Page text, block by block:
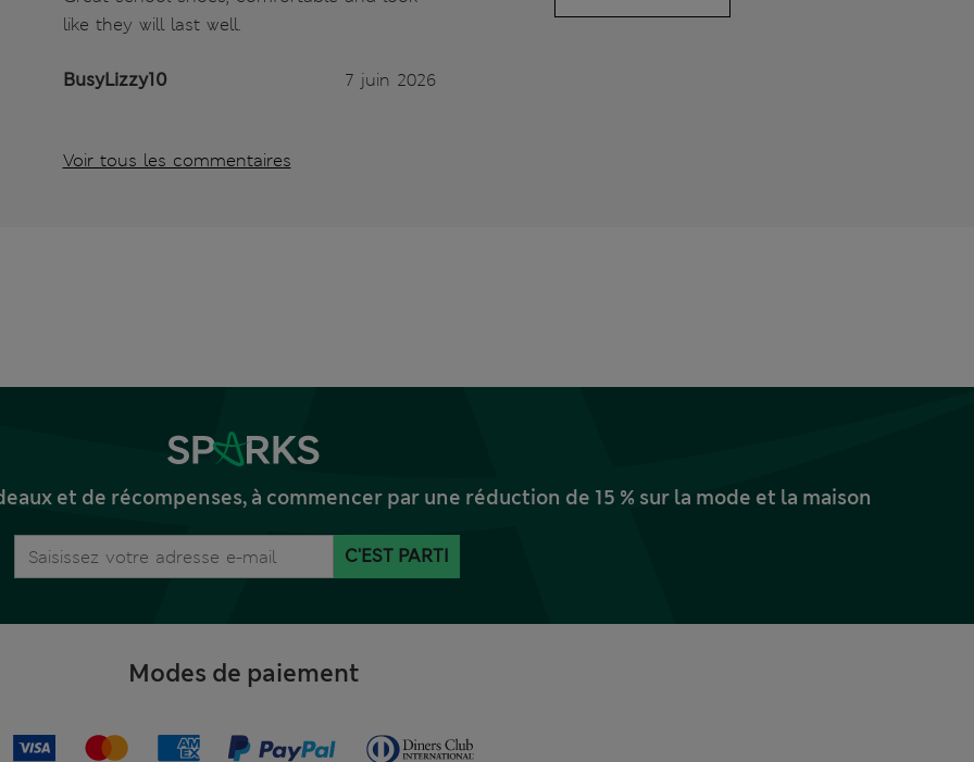
like they will last well.
BusyLizzy10 7 juin 2026
Voir tous les commentaires
et de récompenses, à commencer par une réduction de 15 % sur la mode et la maison
C'EST PARTI
Modes de paiement